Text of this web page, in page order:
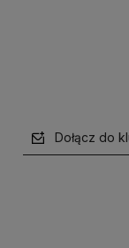
Dołącz do